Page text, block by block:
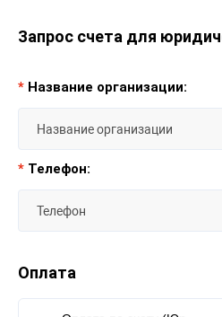
Запрос счета для
* Название организации:
* Телефон:
Оплата